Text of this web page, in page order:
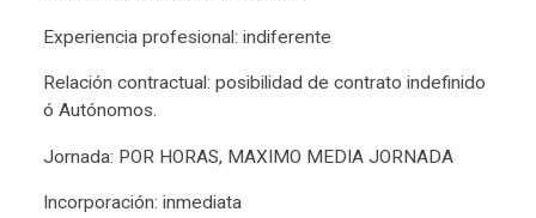
Experiencia profesional: indiferente
Relación contractual: posibilidad de contrato indefinido
ó Autónomos.
Jornada: POR HORAS, MAXIMO MEDIA JORNADA
Incorporación: inmediata